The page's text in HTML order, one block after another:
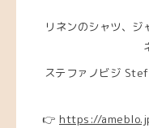
リネンのシャツ、ジ
ステファノビジ
👉 https://